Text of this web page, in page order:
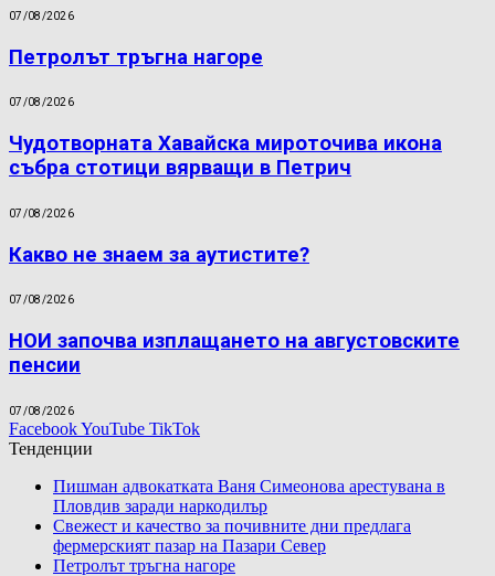
07/08/2026
Петролът тръгна нагоре
07/08/2026
Чудотворната Хавайска мироточива икона
събра стотици вярващи в Петрич
07/08/2026
Какво не знаем за аутистите?
07/08/2026
НОИ започва изплащането на августовските
пенсии
07/08/2026
FacebookYouTube TikTok
Тенденции
Пишман адвокатката Ваня Симеонова арестувана в
Пловдив заради наркодилър
Свежест и качество за почивните дни предлага
фермерският пазар на Пазари Север
Петролът тръгна нагоре